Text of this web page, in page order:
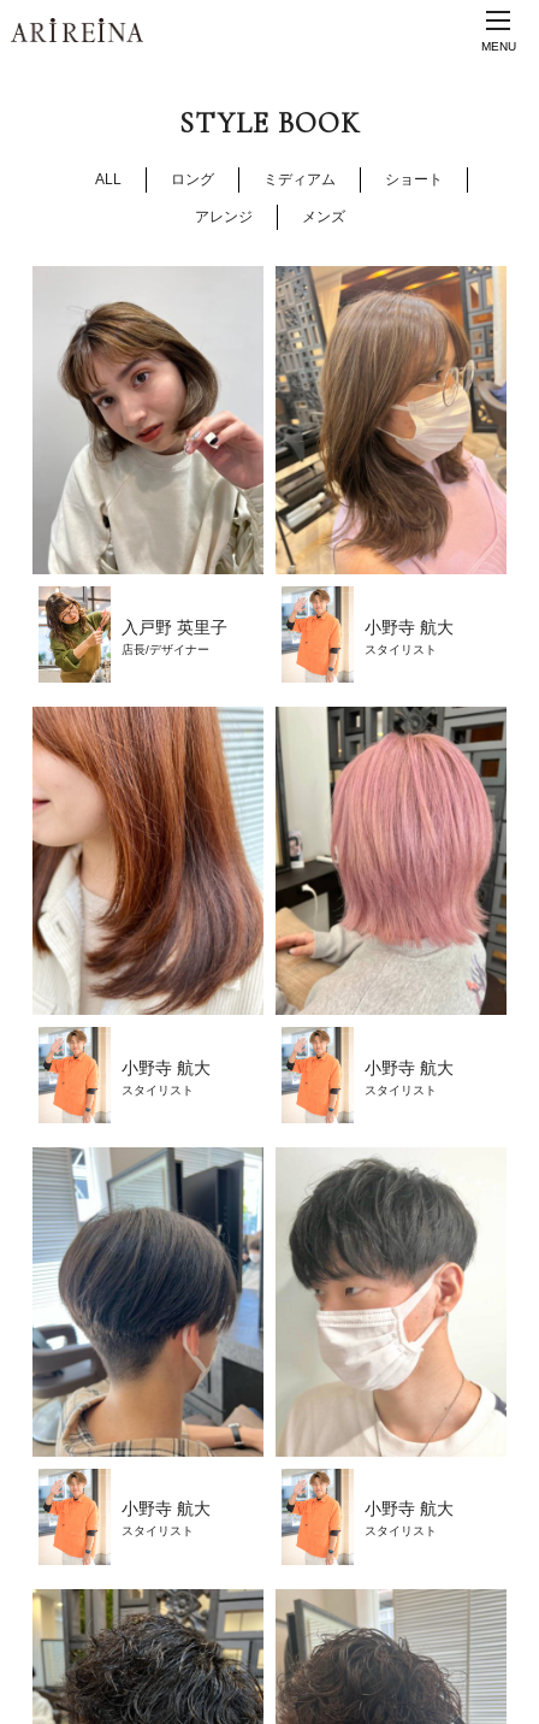
MENU
STYLE BOOK
ALL ロング ミディアム ショート
アレンジ メンズ
入戸野 英里子
店長/デザイナー
小野寺 航大
スタイリスト
小野寺 航大
スタイリスト
小野寺 航大
スタイリスト
小野寺 航大
スタイリスト
小野寺 航大
スタイリスト